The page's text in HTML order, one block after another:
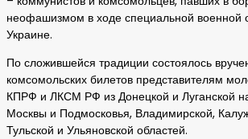
неофашизмом в ходе специальной военной
Украине.
По сложившейся традиции состоялось
комсомольских билетов представителям
КПРФ и ЛКСМ РФ из Донецкой и Луганской
Москвы и Подмосковья, Владимирской,
Тульской и Ульяновской областей.